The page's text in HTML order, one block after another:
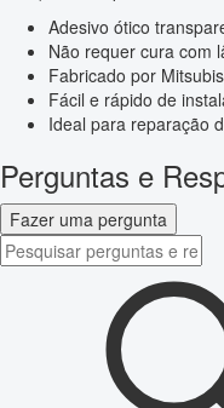
Adesivo ótico
Não requer cura com
Fabricado por
Fácil e rápido de
Ideal para reparação
Perguntas e
Fazer uma pergunta